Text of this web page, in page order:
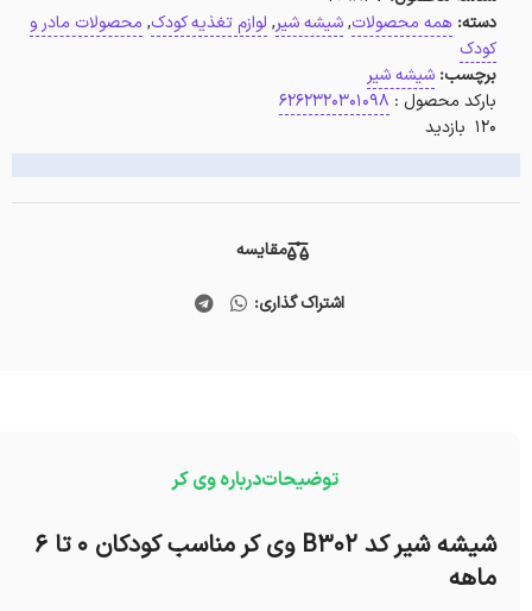
دسته: همه محصولات,شیشه شیر, لوازم تغذیه کودک, محصولات مادر و
کودک
برچسب: شیشه شیر
بارکد محصول : 6262320301098
120 بازدید
مقایسه
اشتراک گذاری:
توضیحاتدرباره وی کر
شیشه شیر کد B302 وی کر مناسب کودکان 0 تا 6
ماهه